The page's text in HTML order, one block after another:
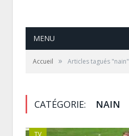
MENU
Accueil » Articles tagués "nain"
CATÉGORIE: NAIN
TV